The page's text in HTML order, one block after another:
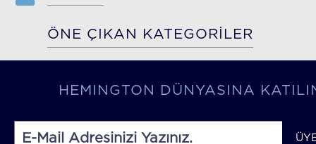
ÖNE ÇIKAN KATEGORİLER
HEMINGTON DÜNYASINA